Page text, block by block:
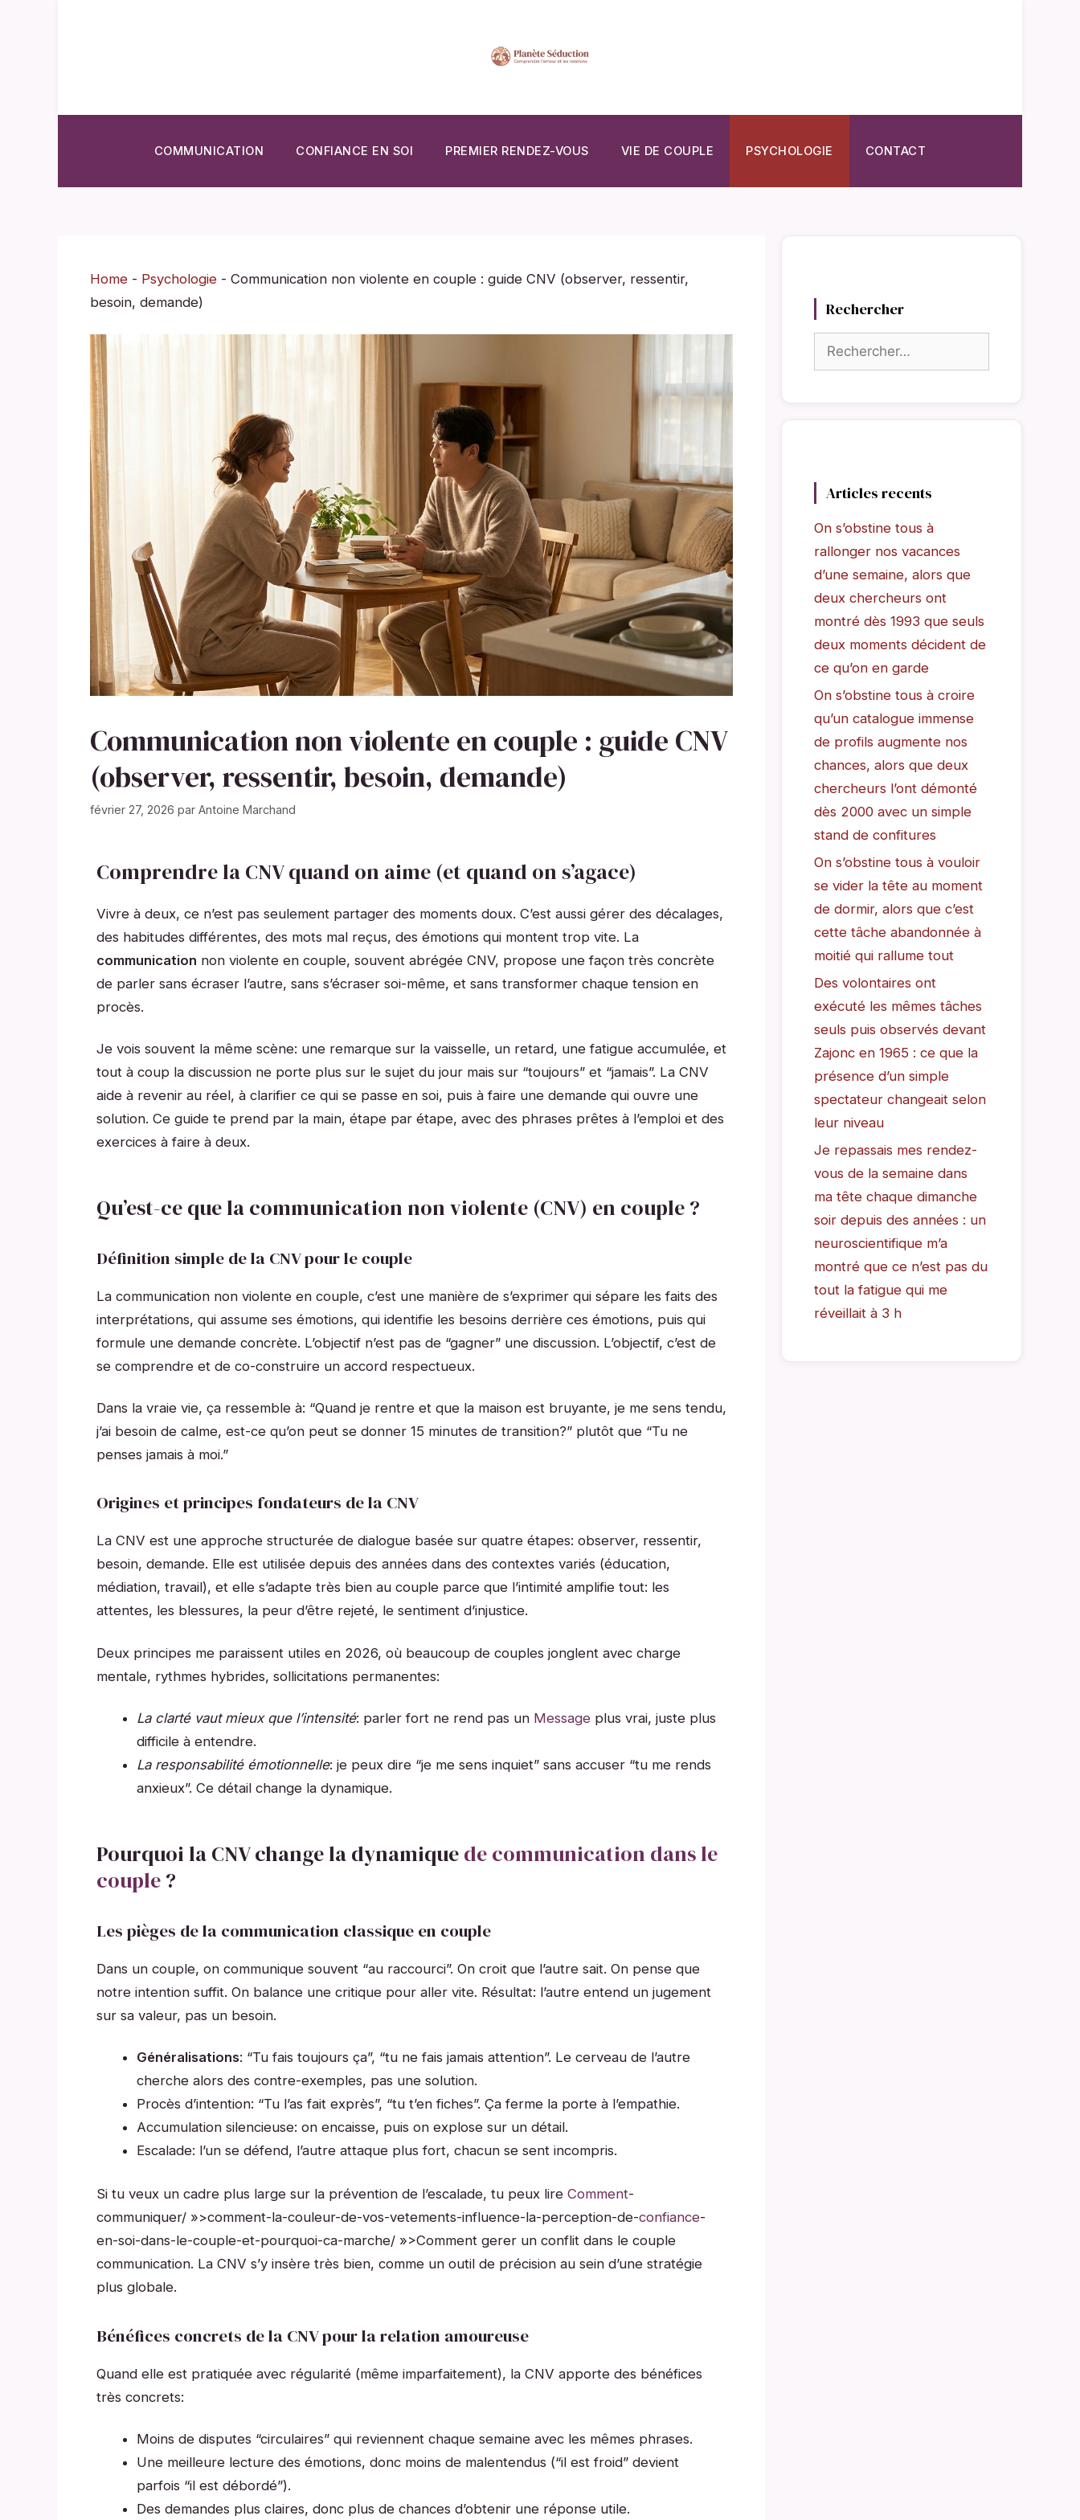
COMMUNICATION CONFIANCE EN SOI PREMIER RENDEZ-VOUS VIE DE COUPLE PSYCHOLOGIE CONTACT
Home - Psychologie - Communication non violente en couple : guide CNV (observer, ressentir,
besoin, demande)
Communication non violente en couple : guide CNV
(observer, ressentir, besoin, demande)
février 27, 2026 par Antoine Marchand
Comprendre la CNV quand on aime (et quand on s’agace)
Vivre à deux, ce n’est pas seulement partager des moments doux. C’est aussi gérer des décalages,
des habitudes différentes, des mots mal reçus, des émotions qui montent trop vite. La
communication non violente en couple, souvent abrégée CNV, propose une façon très concrète
de parler sans écraser l’autre, sans s’écraser soi-même, et sans transformer chaque tension en
procès.
Je vois souvent la même scène: une remarque sur la vaisselle, un retard, une fatigue accumulée, et
tout à coup la discussion ne porte plus sur le sujet du jour mais sur “toujours” et “jamais”. La CNV
aide à revenir au réel, à clarifier ce qui se passe en soi, puis à faire une demande qui ouvre une
solution. Ce guide te prend par la main, étape par étape, avec des phrases prêtes à l’emploi et des
exercices à faire à deux.
Qu’est-ce que la communication non violente (CNV) en couple ?
Définition simple de la CNV pour le couple
La communication non violente en couple, c’est une manière de s’exprimer qui sépare les faits des
interprétations, qui assume ses émotions, qui identifie les besoins derrière ces émotions, puis qui
formule une demande concrète. L’objectif n’est pas de “gagner” une discussion. L’objectif, c’est de
se comprendre et de co-construire un accord respectueux.
Dans la vraie vie, ça ressemble à: “Quand je rentre et que la maison est bruyante, je me sens tendu,
j’ai besoin de calme, est-ce qu’on peut se donner 15 minutes de transition?” plutôt que “Tu ne
penses jamais à moi.”
Origines et principes fondateurs de la CNV
La CNV est une approche structurée de dialogue basée sur quatre étapes: observer, ressentir,
besoin, demande. Elle est utilisée depuis des années dans des contextes variés (éducation,
médiation, travail), et elle s’adapte très bien au couple parce que l’intimité amplifie tout: les
attentes, les blessures, la peur d’être rejeté, le sentiment d’injustice.
Deux principes me paraissent utiles en 2026, où beaucoup de couples jonglent avec charge
mentale, rythmes hybrides, sollicitations permanentes:
La clarté vaut mieux que l’intensité: parler fort ne rend pas un Message plus vrai, juste plus
difficile à entendre.
La responsabilité émotionnelle: je peux dire “je me sens inquiet” sans accuser “tu me rends
anxieux”. Ce détail change la dynamique.
Pourquoi la CNV change la dynamiquede communication dans le
couple?
Les pièges de la communication classique en couple
Dans un couple, on communique souvent “au raccourci”. On croit que l’autre sait. On pense que
notre intention suffit. On balance une critique pour aller vite. Résultat: l’autre entend un jugement
sur sa valeur, pas un besoin.
Généralisations: “Tu fais toujours ça”, “tu ne fais jamais attention”. Le cerveau de l’autre
cherche alors des contre-exemples, pas une solution.
Procès d’intention: “Tu l’as fait exprès”, “tu t’en fiches”. Ça ferme la porte à l’empathie.
Accumulation silencieuse: on encaisse, puis on explose sur un détail.
Escalade: l’un se défend, l’autre attaque plus fort, chacun se sent incompris.
Si tu veux un cadre plus large sur la prévention de l’escalade, tu peux lire Comment-
communiquer/ »>comment-la-couleur-de-vos-vetements-influence-la-perception-de-confiance-
en-soi-dans-le-couple-et-pourquoi-ca-marche/ »>Comment gerer un conflit dans le couple
communication. La CNV s’y insère très bien, comme un outil de précision au sein d’une stratégie
plus globale.
Bénéfices concrets de la CNV pour la relation amoureuse
Quand elle est pratiquée avec régularité (même imparfaitement), la CNV apporte des bénéfices
très concrets:
Moins de disputes “circulaires” qui reviennent chaque semaine avec les mêmes phrases.
Une meilleure lecture des émotions, donc moins de malentendus (“il est froid” devient
parfois “il est débordé”).
Des demandes plus claires, donc plus de chances d’obtenir une réponse utile.
Rechercher
Rechercher :
Articles recents
On s’obstine tous à
rallonger nos vacances
d’une semaine, alors que
deux chercheurs ont
montré dès 1993 que seuls
deux moments décident de
ce qu’on en garde
On s’obstine tous à croire
qu’un catalogue immense
de profils augmente nos
chances, alors que deux
chercheurs l’ont démonté
dès 2000 avec un simple
stand de confitures
On s’obstine tous à vouloir
se vider la tête au moment
de dormir, alors que c’est
cette tâche abandonnée à
moitié qui rallume tout
Des volontaires ont
exécuté les mêmes tâches
seuls puis observés devant
Zajonc en 1965 : ce que la
présence d’un simple
spectateur changeait selon
leur niveau
Je repassais mes rendez-
vous de la semaine dans
ma tête chaque dimanche
soir depuis des années : un
neuroscientifique m’a
montré que ce n’est pas du
tout la fatigue qui me
réveillait à 3 h